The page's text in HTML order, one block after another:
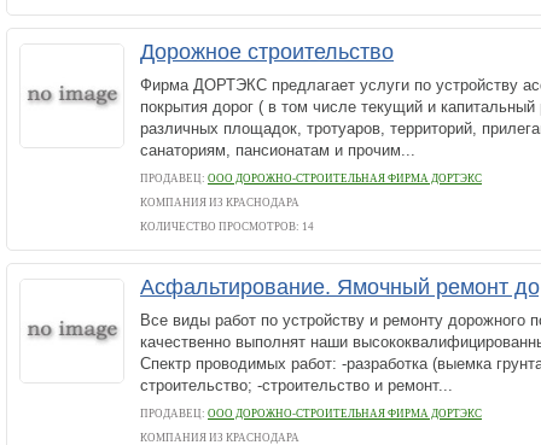
Дорожное строительство
Фирма ДОРТЭКС предлагает услуги по устройству
покрытия дорог ( в том числе текущий и капитальный
различных площадок, тротуаров, территорий,
санаториям, пансионатам и прочим...
ПРОДАВЕЦ: ООО ДОРОЖНО-СТРОИТЕЛЬНАЯ ФИРМА ДОРТЭКС
КОМПАНИЯ ИЗ КРАСНОДАРА
КОЛИЧЕСТВО ПРОСМОТРОВ: 14
Асфальтирование. Ямочный ремонт
Все виды работ по устройству и ремонту дорожного
качественно выполнят наши
Спектр проводимых работ: -разработка (выемка
строительство; -строительство и ремонт...
ПРОДАВЕЦ: ООО ДОРОЖНО-СТРОИТЕЛЬНАЯ ФИРМА ДОРТЭКС
КОМПАНИЯ ИЗ КРАСНОДАРА